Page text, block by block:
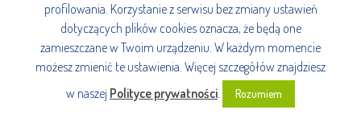
profilowania. Korzystanie z serwisu bez zmiany ustawień
dotyczących plików cookies oznacza, że będą one
zamieszczane w Twoim urządzeniu. W każdym momencie
możesz zmienić te ustawienia. Więcej szczegółów znajdziesz
w naszej Polityce prywatności. Rozumiem